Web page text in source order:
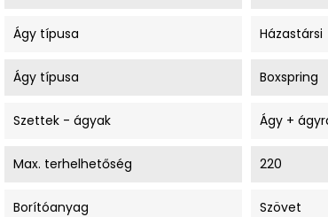
Ágy típusa Házastársi
Ágy típusa Boxspring
Szettek - ágyak Ágy +
Max. terhelhetőség 220
Borítóanyag Szövet